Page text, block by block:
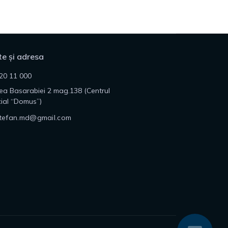
și adresa
11 000
Basarabiei 2 mag.138 (Centrul
“Domus”)